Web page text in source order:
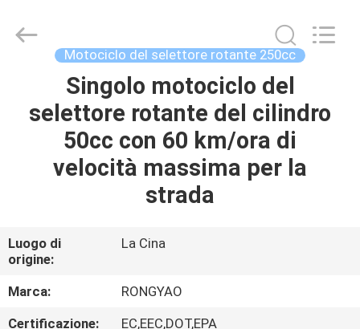
PRODOTTI
GIRO
DELLA
FABBRICA
Rongyao
Vehicle
Motociclo del selettore rotante 250cc
Singolo motociclo del
selettore rotante del cilindro
50cc con 60 km/ora di
velocità massima per la
strada
Luogo di
origine:
La Cina
Marca:
RONGYAO
Certificazione:
EC,EEC,DOT,EPA